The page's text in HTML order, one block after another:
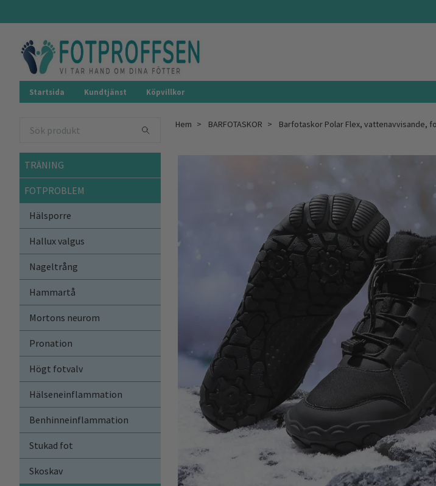
Startsida Kundtjänst Köpvillkor
TRÄNING
FOTPROBLEM
Hälsporre
Hallux valgus
Nageltrång
Hammartå
Mortons neurom
Pronation
Högt fotvalv
Hälseneinflammation
Benhinneinflammation
Stukad fot
Skoskav
Hem BARFOTASKOR Barfotaskor Polar Flex, vattenavvisande,